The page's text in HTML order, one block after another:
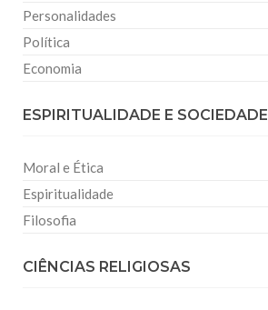
Personalidades
Política
Economia
ESPIRITUALIDADE E SOCIEDADE
Moral e Ética
Espiritualidade
Filosofia
CIÊNCIAS RELIGIOSAS